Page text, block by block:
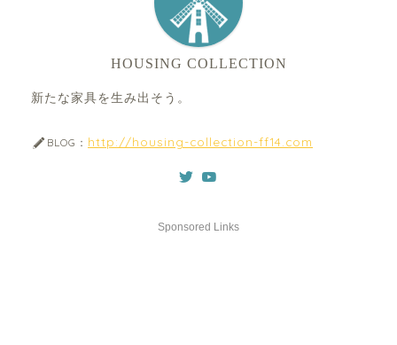
HOUSING COLLECTION
新たな家具を生み出そう。
BLOG： http://housing-collection-ff14.com
Sponsored Links